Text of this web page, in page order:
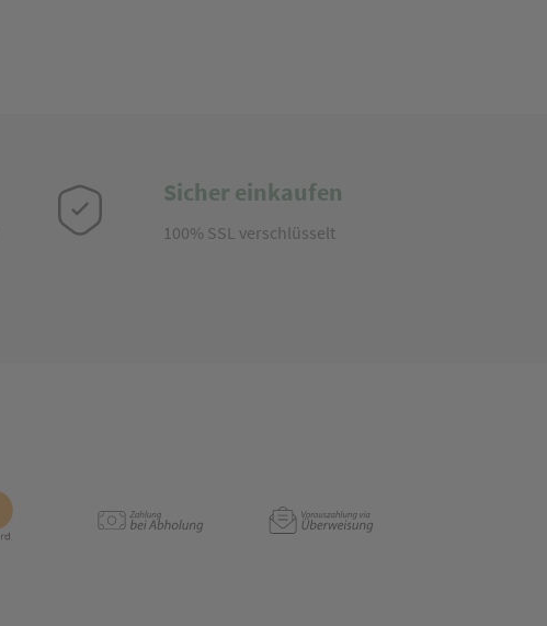
Sicher einkaufen
100% SSL verschlüsselt